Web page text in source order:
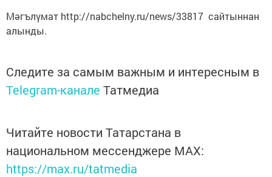
Мәгълүмат http://nabchelny.ru/news/33817 сайтыннан
алынды.
Следите за самым важным и интересным в
Telegram-канале Татмедиа
Читайте новости Татарстана в
национальном мессенджере MАХ:
https://max.ru/tatmedia